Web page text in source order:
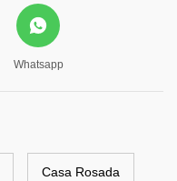
Whatsapp
Casa Rosada